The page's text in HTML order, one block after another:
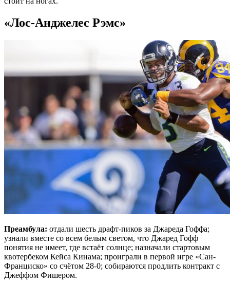
«Лос-Анджелес Рэмс»
Преамбула: отдали шесть драфт-пиков за Джареда Гоффа;
узнали вместе со всем белым светом, что Джаред Гофф
понятия не имеет, где встаёт солнце; назначали стартовым
квотербеком Кейса Кинама; проиграли в первой игре «Сан-
Франциско» со счётом 28-0; собираются продлить контракт с
Джеффом Фишером.